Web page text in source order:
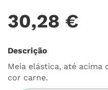
30,28 €
Descrição
Meia elástica, até acima
cor carne.